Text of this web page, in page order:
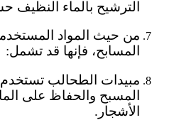
الترشيح بالماء النظيف
من حيث المواد
المسابح، فإنها قد تشمل:
مبيدات الطحالب
المسبح والحفاظ على
الأشجار.